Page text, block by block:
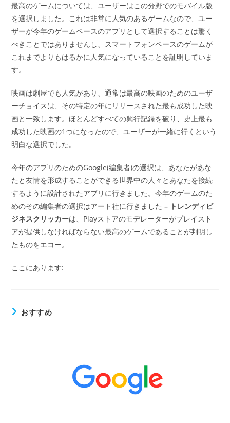
最高のゲームについては、ユーザーはこの分野でのモバイル版
を選択しました。これは非常に人気のあるゲームなので、ユー
ザーが今年のゲームベースのアプリとして選択することは驚く
べきことではありませんし、スマートフォンベースのゲームが
これまでよりもはるかに人気になっていることを証明していま
す。
映画は劇屋でも人気があり、通常は最高の映画のためのユーザ
ーチョイスは、その特定の年にリリースされた最も成功した映
画と一致します。ほとんどすべての興行記録を破り、史上最も
成功した映画の1つになったので、ユーザーが一緒に行くという
明白な選択でした。
今年のアプリのためのGoogle(編集者)の選択は、あなたがあな
たと友情を形成することができる世界中の人々とあなたを接続
するように設計されたアプリに行きました。今年のゲームのた
めのその編集者の選択はアート社に行きました– トレンディビ
ジネスクリッカーは、Playストアのモデレーターがプレイスト
アが提供しなければならない最高のゲームであることが判明し
たものをエコー。
ここにあります:
おすすめ